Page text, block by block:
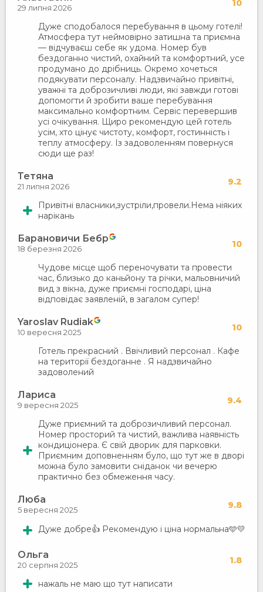
10
29 липня 2026
Дуже сподобалося перебування в цьому готелі!
Атмосфера тут неймовірно затишна та приємна
— відчуваєш себе як удома. Номер був
бездоганно чистий, охайний та комфортний, усе
продумано до дрібниць. Окремо хочеться
подякувати персоналу. Надзвичайно привітні,
уважні та доброзичливі люди, які завжди готові
допомогти й зробити ваше перебування
максимально комфортним. Сервіс перевершив
усі очікування. Щиро рекомендую цей готель
усім, хто цінує чистоту, комфорт, гостинність і
теплу атмосферу. Із задоволенням повернуся
сюди ще раз!
Тетяна 9.2
21 липня 2026
Привітні власники,зустріли,провели.Нема ніяких
нарікань
Барановичи Бебр 10
18 березня 2026
Чудове місце щоб переночувати та провести
час, близько до каньйону та річки, мальовничий
вид з вікна, дуже приємні господарі, ціна
відповідає заявленій, в загалом супер!
Yaroslav Rudiak 10
10 вересня 2025
Готель прекрасний . Ввічливий персонал . Кафе
на території бездоганне . Я надзвичайно
задоволений
Лариса 9.4
9 вересня 2025
Дуже приємний та доброзичливий персонал.
Номер просторий та чистий, важлива наявність
кондиціонера. Є свій дворик для парковки.
Приємним доповненням було, що тут же в дворі
можна було замовити сніданок чи вечерю
практично без обмеження часу.
Люба 9.8
5 вересня 2025
Дуже добре👍 Рекомендую і ціна нормальна🩵💛
Ольга 1.8
20 серпня 2025
нажаль не маю що тут написати